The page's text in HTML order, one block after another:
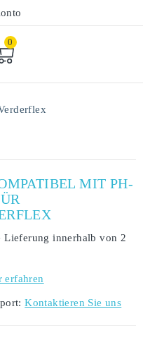
0
MIT PH-
innerhalb von 2
erfahren
Kontaktieren Sie uns